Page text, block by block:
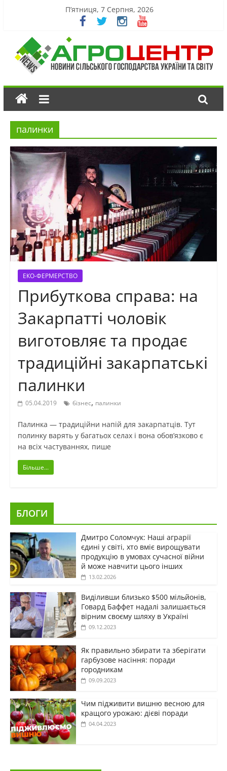
П’ятниця, 7 Серпня, 2026
палинки
ЕКО-ФЕРМЕРСТВО
Прибуткова справа: на
Закарпатті чоловік
виготовляє та продає
традиційні закарпатські
палинки
05.04.2019 бізнес, палинки
Палинка — традиційни напій для закарпатців. Тут
полинку варять у багатьох селах і вона обов’язково є
на всіх частуваннях, пише
Більше...
БЛОГИ
Дмитро Соломчук: Наші аграрії
єдині у світі, хто вміє вирощувати
продукцію в умовах сучасної війни
й може навчити цього інших
13.02.2026
Виділивши близько $500 мільйонів,
Говард Баффет надалі залишається
вірним своєму шляху в Україні
09.12.2023
Як правильно збирати та зберігати
гарбузове насіння: поради
городникам
09.09.2023
Чим підживити вишню весною для
кращого урожаю: дієві поради
04.04.2023